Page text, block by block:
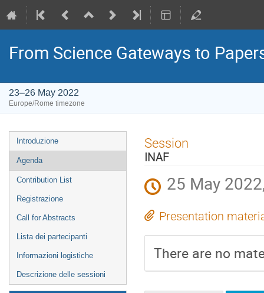
From Science Gateways to
23–26 May 2022
Europe/Rome timezone
Event
menu
Introduzione
Agenda
Contribution List
Registrazione
Call for Abstracts
Lista dei partecipanti
Informazioni logistiche
Descrizione delle sessioni
Session
INAF
25 May
Presentation
There are no